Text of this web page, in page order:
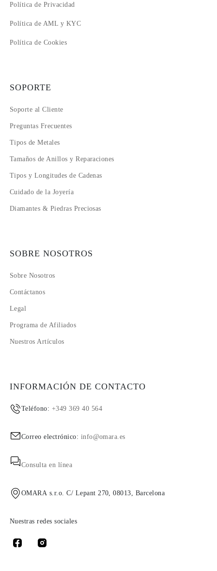
Política de Privacidad
Política de AML y KYC
Política de Cookies
SOPORTE
Soporte al Cliente
Preguntas Frecuentes
Tipos de Metales
Tamaños de Anillos y Reparaciones
Tipos y Longitudes de Cadenas
Cuidado de la Joyería
Diamantes & Piedras Preciosas
SOBRE NOSOTROS
Sobre Nosotros
Contáctanos
Legal
Programa de Afiliados
Nuestros Artículos
INFORMACIÓN DE CONTACTO
Teléfono: +349 369 40 564
Correo electrónico: info@omara.es
Consulta en línea
OMARA s.r.o. C/ Lepant 270, 08013, Barcelona
Nuestras redes sociales